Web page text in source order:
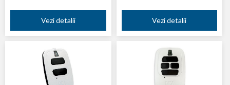
Vezi detalii Vezi detalii